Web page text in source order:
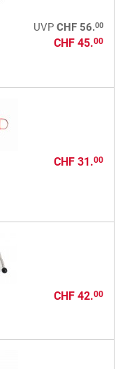
UVP CHF 56.00
CHF 45.00
CHF 31.00
CHF 42.00